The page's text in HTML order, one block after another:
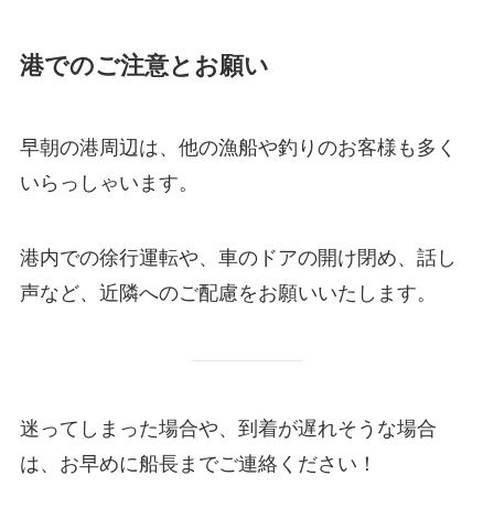
港でのご注意とお願い
早朝の港周辺は、他の漁船や釣りのお客様も多く
いらっしゃいます。
港内での徐行運転や、車のドアの開け閉め、話し
声など、近隣へのご配慮をお願いいたします。
迷ってしまった場合や、到着が遅れそうな場合
は、お早めに船長までご連絡ください！